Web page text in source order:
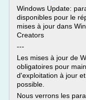
Windows Update:
disponibles pour le
mises à jour dans
Creators
---
Les mises à jour de
obligatoires pour
d'exploitation à jour
possible.
Nous verrons les